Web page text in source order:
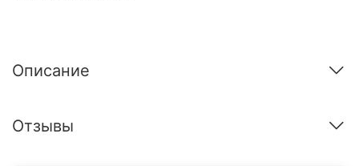
Описание
Отзывы